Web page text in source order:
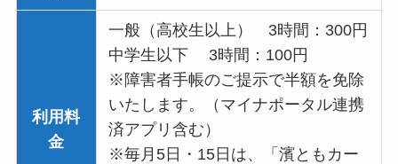
利用料
金
一般（高校生以上） 3時間：300円
中学生以下 3時間：100円
※障害者手帳のご提示で半額を免除
いたします。（マイナポータル連携
済アプリ含む）
※毎月5日・15日は、「濱ともカー